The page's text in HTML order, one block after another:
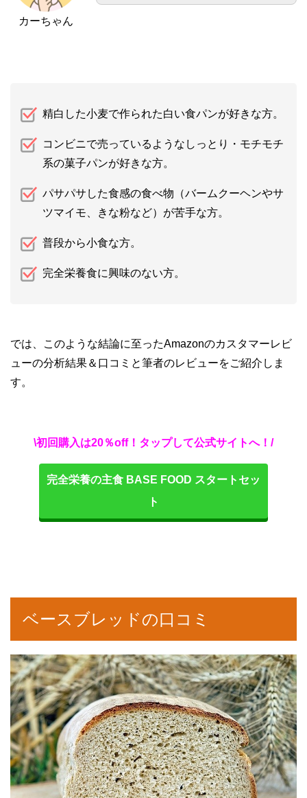
カーちゃん
精白した小麦で作られた白い食パンが好きな方。
コンビニで売っているようなしっとり・モチモチ
系の菓子パンが好きな方。
パサパサした食感の食べ物（バームクーヘンやサ
ツマイモ、きな粉など）が苦手な方。
普段から小食な方。
完全栄養食に興味のない方。
では、このような結論に至ったAmazonのカスタマーレビ
ューの分析結果＆口コミと筆者のレビューをご紹介しま
す。
\初回購入は20％off！タップして公式サイトへ！/
完全栄養の主食 BASE FOOD スタートセッ
ト
ベースブレッドの口コミ